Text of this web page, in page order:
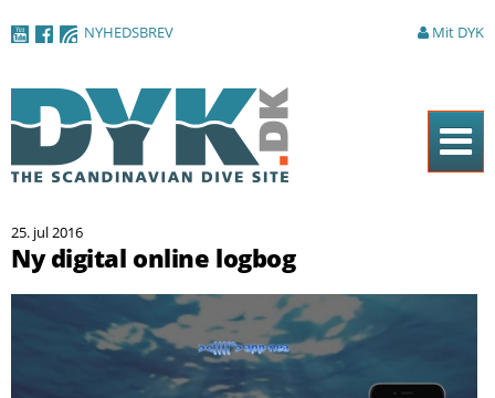
NYHEDSBREV Mit DYK
Magasinet
Artikler
25. jul 2016
Ny digital online logbog